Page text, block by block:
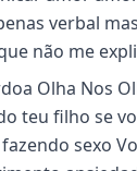
verbal
não me
Olha Nos
teu filho se
sexo